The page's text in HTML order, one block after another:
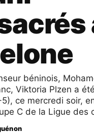
béninois,
Viktoria Plzen a
ce mercredi soir,
C de la Ligue des